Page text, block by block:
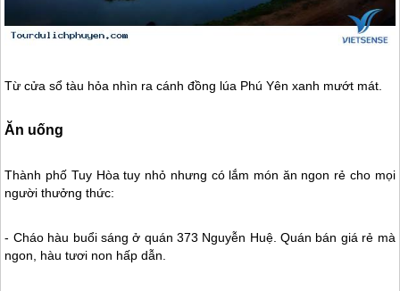
Từ cửa sổ tàu hỏa nhìn ra cánh đồng lúa Phú Yên xanh mướt mát.
Ăn uống
Thành phố Tuy Hòa tuy nhỏ nhưng có lắm món ăn ngon rẻ cho mọi
người thưởng thức:
- Cháo hàu buổi sáng ở quán 373 Nguyễn Huệ. Quán bán giá rẻ mà
ngon, hàu tươi non hấp dẫn.